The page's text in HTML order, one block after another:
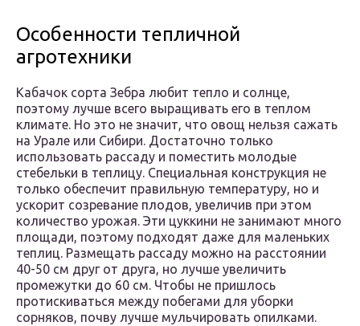
Особенности тепличной
агротехники
Кабачок сорта Зебра любит тепло и солнце,
поэтому лучше всего выращивать его в теплом
климате. Но это не значит, что овощ нельзя сажать
на Урале или Сибири. Достаточно только
использовать рассаду и поместить молодые
стебельки в теплицу. Специальная конструкция не
только обеспечит правильную температуру, но и
ускорит созревание плодов, увеличив при этом
количество урожая. Эти цуккини не занимают много
площади, поэтому подходят даже для маленьких
теплиц. Размещать рассаду можно на расстоянии
40-50 см друг от друга, но лучше увеличить
промежутки до 60 см. Чтобы не пришлось
протискиваться между побегами для уборки
сорняков, почву лучше мульчировать опилками.